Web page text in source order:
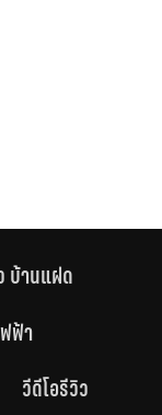
บ้านแฝด
ฟ้า
วีดีโอรีวิว